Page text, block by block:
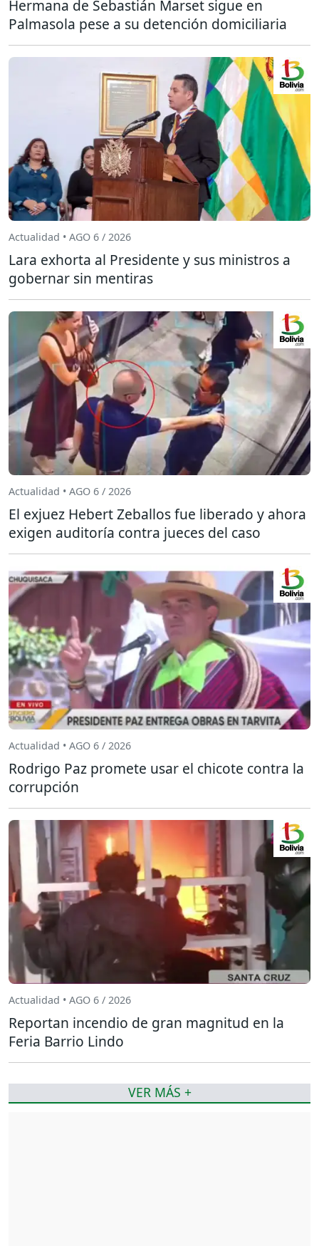
Hermana de Sebastián Marset sigue en
Palmasola pese a su detención domiciliaria
Actualidad • AGO 6 / 2026
Lara exhorta al Presidente y sus ministros a
gobernar sin mentiras
Actualidad • AGO 6 / 2026
El exjuez Hebert Zeballos fue liberado y ahora
exigen auditoría contra jueces del caso
Actualidad • AGO 6 / 2026
Rodrigo Paz promete usar el chicote contra la
corrupción
Actualidad • AGO 6 / 2026
Reportan incendio de gran magnitud en la
Feria Barrio Lindo
VER MÁS +